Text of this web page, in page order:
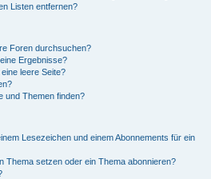
Listen entfernen?
Foren durchsuchen?
Ergebnisse?
leere Seite?
und Themen finden?
Lesezeichen und einem Abonnements für ein
Thema setzen oder ein Thema abonnieren?